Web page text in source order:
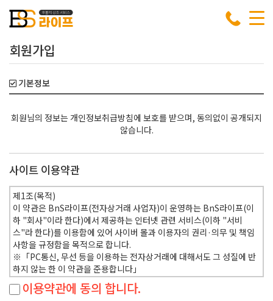
회원가입
기본정보
회원님의 정보는 개인정보취급방침에 보호를 받으며, 동의없이 공개되지
않습니다.
사이트 이용약관
제1조(목적)
이 약관은 BnS라이프(전자상거래 사업자)이 운영하는 BnS라이프(이
하 "회사"이라 한다)에서 제공하는 인터넷 관련 서비스(이하 "서비
스"라 한다)를 이용함에 있어 사이버 몰과 이용자의 권리·의무 및 책임
사항을 규정함을 목적으로 합니다.
※「PC통신, 무선 등을 이용하는 전자상거래에 대해서도 그 성질에 반
하지 않는 한 이 약관을 준용합니다」
제2조(정의)
이용약관에 동의 합니다.